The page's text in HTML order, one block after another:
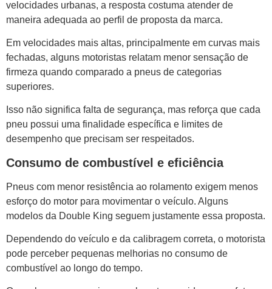
velocidades urbanas, a resposta costuma atender de
maneira adequada ao perfil de proposta da marca.
Em velocidades mais altas, principalmente em curvas mais
fechadas, alguns motoristas relatam menor sensação de
firmeza quando comparado a pneus de categorias
superiores.
Isso não significa falta de segurança, mas reforça que cada
pneu possui uma finalidade específica e limites de
desempenho que precisam ser respeitados.
Consumo de combustível e eficiência
Pneus com menor resistência ao rolamento exigem menos
esforço do motor para movimentar o veículo. Alguns
modelos da Double King seguem justamente essa proposta.
Dependendo do veículo e da calibragem correta, o motorista
pode perceber pequenas melhorias no consumo de
combustível ao longo do tempo.